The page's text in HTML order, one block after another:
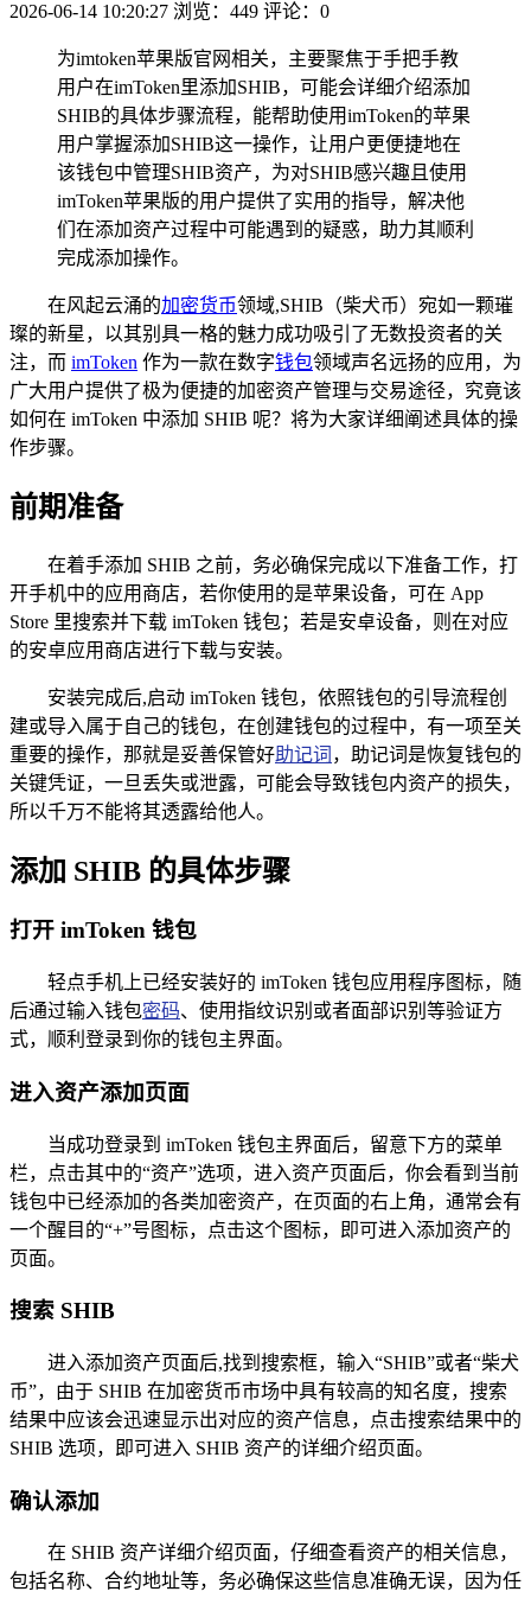
2026-06-14 10:20:27 浏览：449 评论：0
为imtoken苹果版官网相关，主要聚焦于手把手教
用户在imToken里添加SHIB，可能会详细介绍添加
SHIB的具体步骤流程，能帮助使用imToken的苹果
用户掌握添加SHIB这一操作，让用户更便捷地在
该钱包中管理SHIB资产，为对SHIB感兴趣且使用
imToken苹果版的用户提供了实用的指导，解决他
们在添加资产过程中可能遇到的疑惑，助力其顺利
完成添加操作。
在风起云涌的加密货币领域,SHIB（柴犬币）宛如一颗璀
璨的新星，以其别具一格的魅力成功吸引了无数投资者的关
注，而 imToken 作为一款在数字钱包领域声名远扬的应用，为
广大用户提供了极为便捷的加密资产管理与交易途径，究竟该
如何在 imToken 中添加 SHIB 呢？将为大家详细阐述具体的操
作步骤。
前期准备
在着手添加 SHIB 之前，务必确保完成以下准备工作，打
开手机中的应用商店，若你使用的是苹果设备，可在 App
Store 里搜索并下载 imToken 钱包；若是安卓设备，则在对应
的安卓应用商店进行下载与安装。
安装完成后,启动 imToken 钱包，依照钱包的引导流程创
建或导入属于自己的钱包，在创建钱包的过程中，有一项至关
重要的操作，那就是妥善保管好助记词 ，助记词是恢复钱包的
关键凭证，一旦丢失或泄露，可能会导致钱包内资产的损失，
所以千万不能将其透露给他人。
添加 SHIB 的具体步骤
打开 imToken 钱包
轻点手机上已经安装好的 imToken 钱包应用程序图标，随
后通过输入钱包密码、使用指纹识别或者面部识别等验证方
式，顺利登录到你的钱包主界面。
进入资产添加页面
当成功登录到 imToken 钱包主界面后，留意下方的菜单
栏，点击其中的“资产”选项，进入资产页面后，你会看到当前
钱包中已经添加的各类加密资产，在页面的右上角，通常会有
一个醒目的“+”号图标，点击这个图标，即可进入添加资产的
页面。
搜索 SHIB
进入添加资产页面后,找到搜索框，输入“SHIB”或者“柴犬
币”，由于 SHIB 在加密货币市场中具有较高的知名度，搜索
结果中应该会迅速显示出对应的资产信息，点击搜索结果中的
SHIB 选项，即可进入 SHIB 资产的详细介绍页面。
确认添加
在 SHIB 资产详细介绍页面，仔细查看资产的相关信息，
包括名称、合约地址等，务必确保这些信息准确无误，因为任